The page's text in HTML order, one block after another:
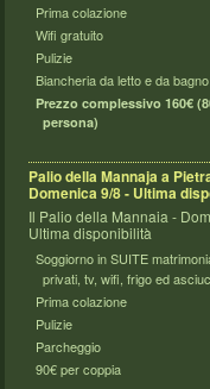
Prima colazione
Wifi gratuito
Pulizie
Biancheria da letto e da bagno
Prezzo complessivo 160€
persona)
Palio della Mannaja a
Domenica 9/8 - Ultima
Il Palio della Mannaia -
Ultima disponibilità
Soggiorno in SUITE
privati, tv, wifi, frigo ed
Prima colazione
Pulizie
Parcheggio
90€ per coppia